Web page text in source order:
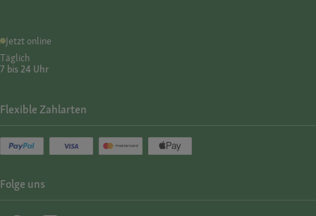
Jetzt online
Täglich
7 bis 24 Uhr
Flexible Zahlarten
Folge uns